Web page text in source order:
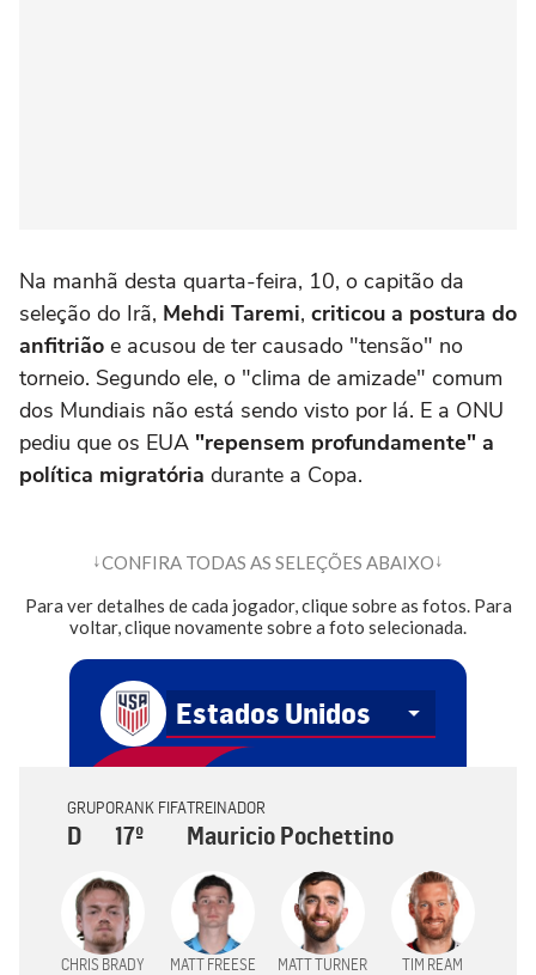
Na manhã desta quarta-feira, 10, o capitão da
seleção do Irã, Mehdi Taremi, criticou a postura do
anfitrião e acusou de ter causado "tensão" no
torneio. Segundo ele, o "clima de amizade" comum
dos Mundiais não está sendo visto por lá. E a ONU
pediu que os EUA "repensem profundamente" a
política migratória durante a Copa.